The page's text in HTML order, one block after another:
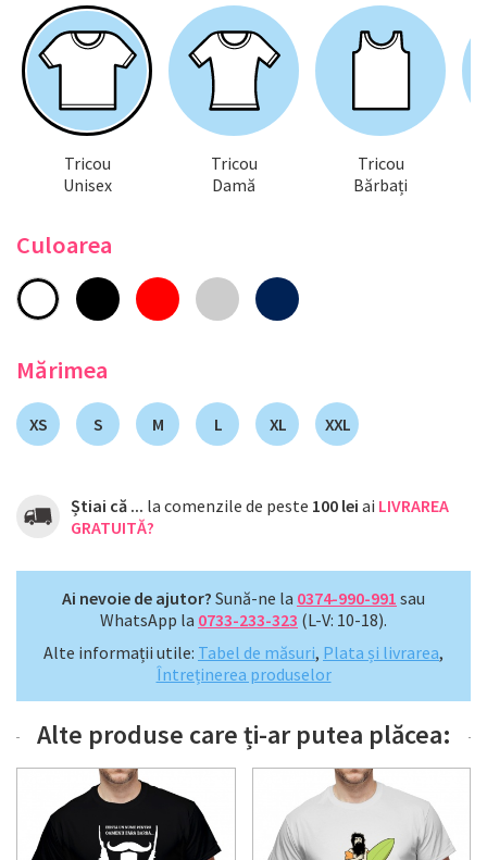
Tricou
Unisex
Tricou
Damă
Tricou
Bărbați
Culoarea
Mărimea
XS S M L XL XXL
Știai că ... la comenzile de peste 100 lei ai LIVRAREA
GRATUITĂ?
Ai nevoie de ajutor? Sună-ne la 0374-990-991 sau
WhatsApp la 0733-233-323 (L-V: 10-18).
Alte informații utile: Tabel de măsuri, Plata și livrarea,
Întreținerea produselor
Alte produse care ți-ar putea plăcea: